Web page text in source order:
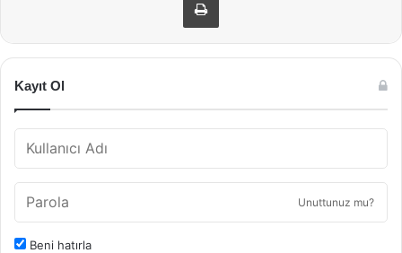
Kayıt Ol
Unuttunuz mu?
Beni hatırla